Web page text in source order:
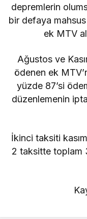
depremlerin
bir defaya
ek MTV
Ağustos ve
ödenen ek
yüzde 87’si
düzenlemenin
İkinci taksiti
2 taksitte toplam